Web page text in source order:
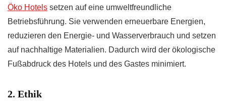
Öko Hotels setzen auf eine umweltfreundliche
Betriebsführung. Sie verwenden erneuerbare Energien,
reduzieren den Energie- und Wasserverbrauch und setzen
auf nachhaltige Materialien. Dadurch wird der ökologische
Fußabdruck des Hotels und des Gastes minimiert.
2. Ethik